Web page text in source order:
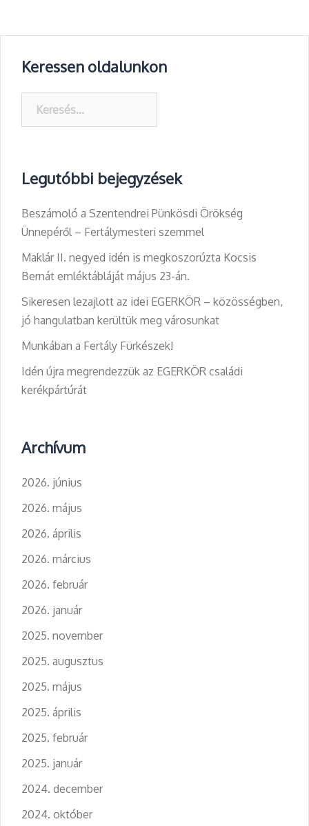
Keressen oldalunkon
Legutóbbi bejegyzések
Beszámoló a Szentendrei Pünkösdi Örökség
Ünnepéről – Fertálymesteri szemmel
Maklár II. negyed idén is megkoszorúzta Kocsis
Bernát emléktábláját május 23-án.
Sikeresen lezajlott az idei EGERKÖR – közösségben,
jó hangulatban kerültük meg városunkat
Munkában a Fertály Fürkészek!
Idén újra megrendezzük az EGERKÖR családi
kerékpártúrát
Archívum
2026. június
2026. május
2026. április
2026. március
2026. február
2026. január
2025. november
2025. augusztus
2025. május
2025. április
2025. február
2025. január
2024. december
2024. október